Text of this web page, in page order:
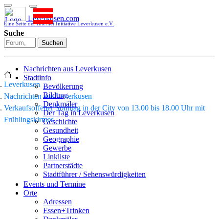
Leverkusen.com
Eine Seite der Internet Initiative Leverkusen e.V.
Suche
Suchen
Nachrichten aus Leverkusen
Stadtinfo
Bevölkerung
Bildung
Denkmäler
Der Tag in Leverkusen
Geschichte
Gesundheit
Geographie
Gewerbe
Linkliste
Partnerstädte
Stadtführer / Sehenswürdigkeiten
Stadtplan
Sport
Who is who
Events und Termine
Orte
Adressen
Essen+Trinken
Leverkusen
Nachrichten aus Leverkusen
Verkaufsoffener Sonntag in der City von 13.00 bis 18.00 Uhr mit
Frühlingskirmes